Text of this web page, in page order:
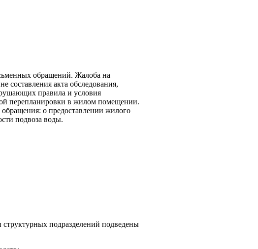
обращений. Жалоба на
составления акта обследования,
правила и условия
перепланировки в жилом помещении.
о предоставлении жилого
подвоза воды.
подразделений подведены